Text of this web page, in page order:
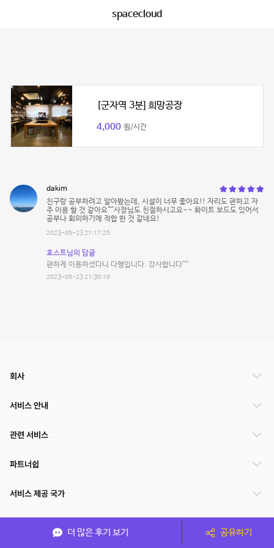
spacecloud
[군자역 3분] 희망공장
4,000 원/시간
dakim
친구랑 공부하려고 알아봤는데, 시설이 너무 좋아요!! 자리도 편하고 자
주 이용 할 것 같아요^^사장님도 친절하시고요~~ 화이트 보드도 있어서
공부나 회의하기에 적합 한 것 같네요!
2023-05-23 21:17:25
호스트님의 답글
편하게 이용하셨다니 다행입니다. 감사합니다^^
2023-05-23 21:30:19
더 많은 후기 보기 공유하기
회사
서비스 안내
관련 서비스
파트너쉽
서비스 제공 국가
(주)NSPACE 사업자정보